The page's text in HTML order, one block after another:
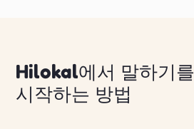
Hilokal에서 말하기를
시작하는 방법